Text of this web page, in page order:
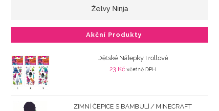
Želvy Ninja
Akční Produkty
Dětské Nálepky Trollové
23 Kč včetně DPH
ZIMNÍ ČEPICE S BAMBULÍ / MINECRAFT